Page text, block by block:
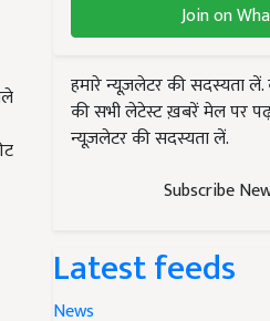
Join on
हमारे न्यूज़लेटर की सदस्यता
की सभी लेटेस्ट ख़बरें मेल पर
न्यूज़लेटर की सदस्यता लें.
Subscribe
Latest feeds
News